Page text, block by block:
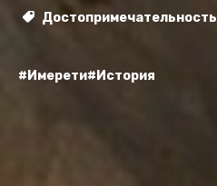
Достопримечательность
#Имерети#История